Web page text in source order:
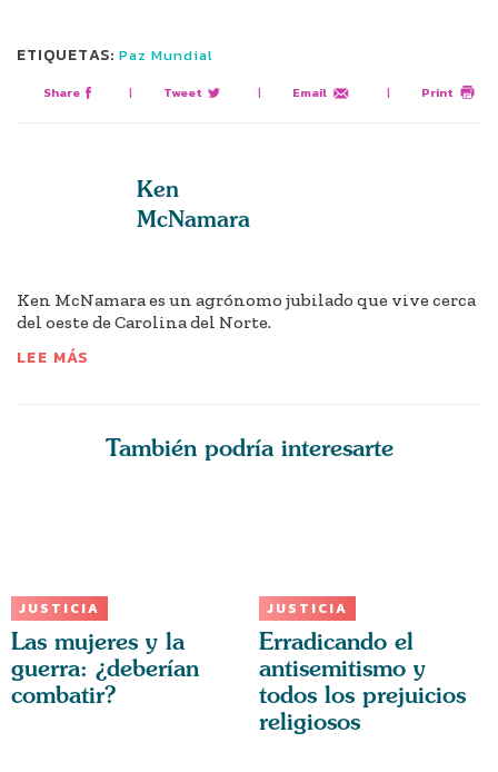
ETIQUETAS: Paz Mundial
Share | Tweet | Email | Print
Ken
McNamara
Ken McNamara es un agrónomo jubilado que vive cerca
del oeste de Carolina del Norte.
LEE MÁS
También podría interesarte
JUSTICIA
Las mujeres y la
guerra: ¿deberían
combatir?
JUSTICIA
Erradicando el
antisemitismo y
todos los prejuicios
religiosos